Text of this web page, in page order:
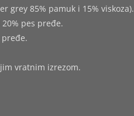
grey 85% pamuk i 15% viskoza).
pes pređe.
vratnim izrezom.